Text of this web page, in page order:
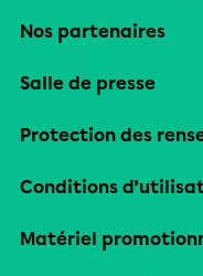
Nos partenaires
Salle de presse
Protection des
Conditions
Matériel